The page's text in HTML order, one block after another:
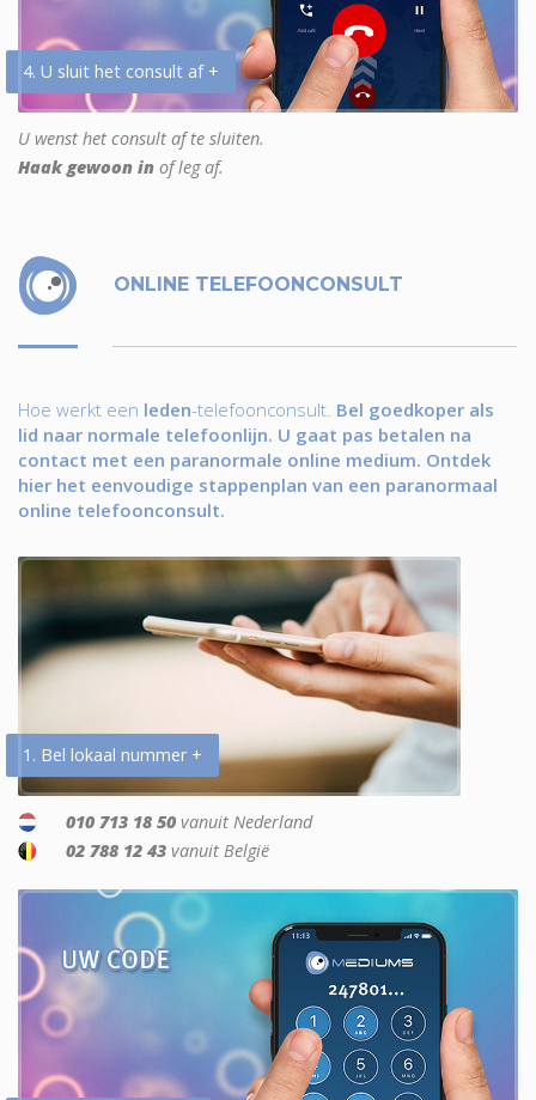
4. U sluit het consult af +
U wenst het consult af te sluiten.
Haak gewoon in of leg af.
ONLINE TELEFOONCONSULT
Hoe werkt een leden-telefoonconsult. Bel goedkoper als
lid naar normale telefoonlijn. U gaat pas betalen na
contact met een paranormale online medium. Ontdek
hier het eenvoudige stappenplan van een paranormaal
online telefoonconsult.
1. Bel lokaal nummer +
010 713 18 50 vanuit Nederland
02 788 12 43 vanuit België